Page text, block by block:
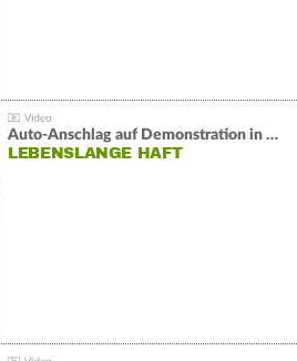
Auto-Anschlag auf Demonstration in München:
LEBENSLANGE HAFT